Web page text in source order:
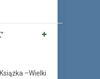
–Wielki